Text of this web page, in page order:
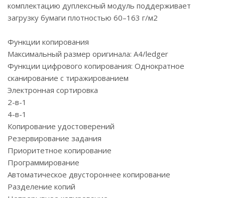
комплектацию дуплексный модуль поддерживает
загрузку бумаги плотностью 60–163 г/м2
Функции копирования
Максимальный размер оригинала: A4/ledger
Функции цифрового копирования: Однократное
сканирование с тиражированием
Электронная сортировка
2-в-1
4-в-1
Копирование удостоверений
Резервирование задания
Приоритетное копирование
Программирование
Автоматическое двустороннее копирование
Разделение копий